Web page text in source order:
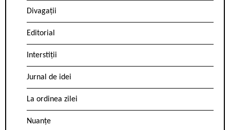
Divagații
Editorial
Interstiții
Jurnal de idei
La ordinea zilei
Nuanțe